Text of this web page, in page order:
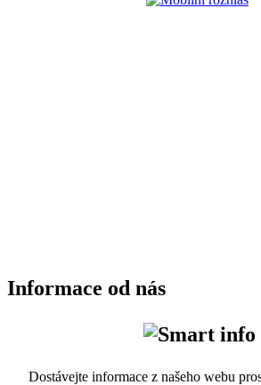
Informace od nás
Dostávejte informace z našeho webu